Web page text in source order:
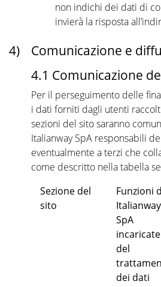
non indichi dei dati di
invierà la risposta
4)
Comunicazione e
4.1 Comunicazione
Per il perseguimento delle
i dati forniti dagli utenti
sezioni del sito saranno
Italianway SpA responsabili
eventualmente a terzi che
come descritto nella tabella
Sezione del
sito
Funzioni
Italianway
SpA
incaricate
del
dei dati